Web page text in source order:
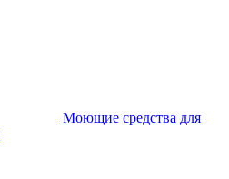
Моющие средства для